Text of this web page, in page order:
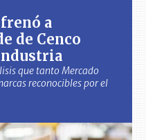
a
de Cenco
que tanto Mercado
reconocibles por el